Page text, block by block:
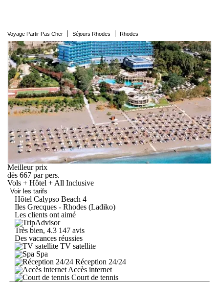
Voyage Partir Pas Cher | Séjours Rhodes | Rhodes
Meilleur prix
dès 667 par pers.
Vols + Hôtel + All Inclusive
Voir les tarifs
Hôtel Calypso Beach 4
Iles Grecques - Rhodes (Ladiko)
Les clients ont aimé
Très bien, 4.3 147 avis
Des vacances réussies
TV satellite
Spa
Réception 24/24
Accès internet
Court de tennis